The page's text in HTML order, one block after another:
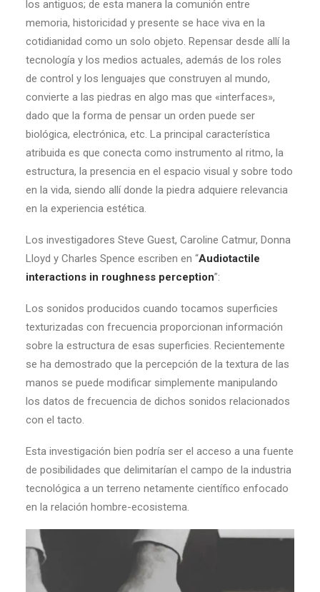
los antiguos; de esta manera la comunión entre
memoria, historicidad y presente se hace viva en la
cotidianidad como un solo objeto. Repensar desde allí la
tecnología y los medios actuales, además de los roles
de control y los lenguajes que construyen al mundo,
convierte a las piedras en algo mas que «interfaces»,
dado que la forma de pensar un orden puede ser
biológica, electrónica, etc. La principal característica
atribuida es que conecta como instrumento al ritmo, la
estructura, la presencia en el espacio visual y sobre todo
en la vida, siendo allí donde la piedra adquiere relevancia
en la experiencia estética.
Los investigadores Steve Guest, Caroline Catmur, Donna
Lloyd y Charles Spence escriben en “Audiotactile
interactions in roughness perception”:
Los sonidos producidos cuando tocamos superficies
texturizadas con frecuencia proporcionan información
sobre la estructura de esas superficies. Recientemente
se ha demostrado que la percepción de la textura de las
manos se puede modificar simplemente manipulando
los datos de frecuencia de dichos sonidos relacionados
con el tacto.
Esta investigación bien podría ser el acceso a una fuente
de posibilidades que delimitarían el campo de la industria
tecnológica a un terreno netamente científico enfocado
en la relación hombre-ecosistema.